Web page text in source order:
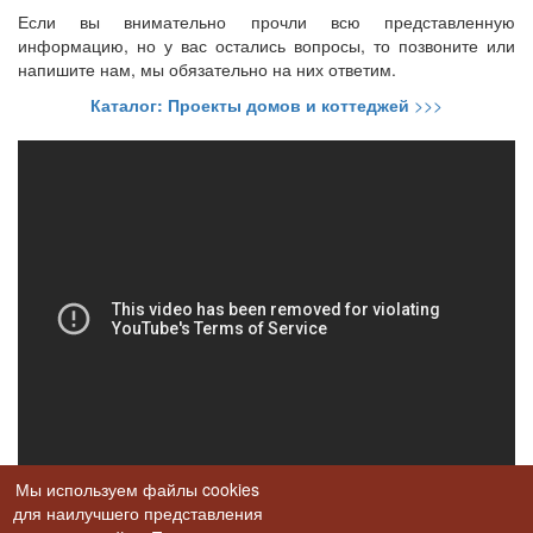
Если вы внимательно прочли всю представленную
информацию, но у вас остались вопросы, то позвоните или
напишите нам, мы обязательно на них ответим.
Каталог: Проекты домов и коттеджей >>>
Если наши проекты вам нравятся - поделитесь ими с
Мы используем файлы cookies
для наилучшего представления